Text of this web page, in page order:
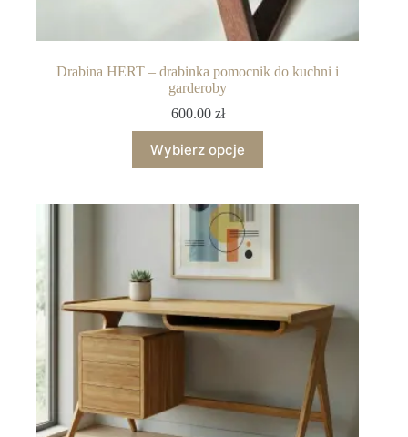
Drabina HERT – drabinka pomocnik do kuchni i
garderoby
600.00 zł
Wybierz opcje